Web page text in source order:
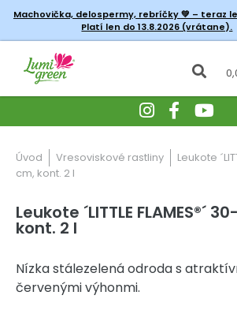
Machovička, delospermy, rebríčky💚 – teraz
Platí len do 13.8.2026 (vrátane).
Úvod Vresoviskové rastliny
Leukote
cm, kont. 2 l
Leukote ´LITTLE FLAMES®´
kont. 2 l
Nízka stálezelená odroda s
červenými výhonmi.